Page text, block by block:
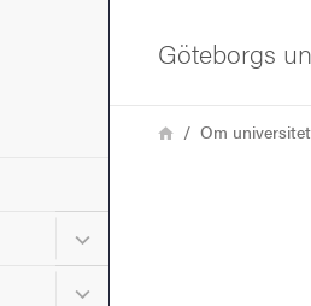
Undermeny för Studera
Undermeny för Forskning
Göteborgs
LänkstigHemOm